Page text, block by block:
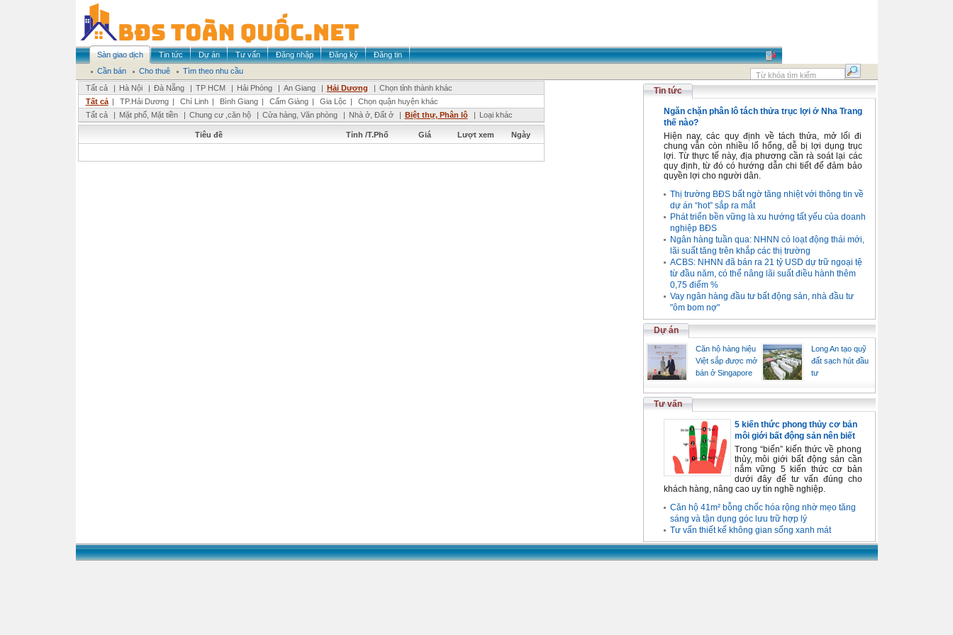
Sàn giao dịch Tin tức Dự án Tư vấn Đăng nhập Đăng ký
Đăng tin
Cần bán
Cho thuê
Tìm theo nhu cầu
Tất cả
| Hà Nội | Đà Nẵng | TP HCM | Hải Phòng | An Giang | Hải Dương | Chọn tỉnh thành khác
Tất cả | TP.Hải Dương | Chí Linh | Bình Giang | Cẩm Giàng | Gia Lộc |
Chọn quận huyện khác
Tất cả
| Mặt phố, Mặt tiền | Chung cư ,căn hộ | Cửa hàng, Văn phòng | Nhà ở, Đất ở | Biệt thự, Phân lô | Loại khác
Tiêu đề Tỉnh /T.Phố Giá Lượt xem Ngày
Tin tức
Ngăn chặn phân lô tách thửa trục lợi ở Nha Trang
thế nào?
Hiện nay, các quy định về tách thửa, mở lối đi
chung vẫn còn nhiều lổ hổng, dễ bị lợi dụng trục
lợi. Từ thực tế này, địa phương cần rà soát lại các
quy định, từ đó có hướng dẫn chi tiết để đảm bảo
quyền lợi cho người dân.
Thị trường BĐS bất ngờ tăng nhiệt với thông tin về
dự án “hot” sắp ra mắt
Phát triển bền vững là xu hướng tất yếu của doanh
nghiệp BĐS
Ngân hàng tuần qua: NHNN có loạt động thái mới,
lãi suất tăng trên khắp các thị trường
ACBS: NHNN đã bán ra 21 tỷ USD dự trữ ngoại tệ
từ đầu năm, có thể nâng lãi suất điều hành thêm
0,75 điểm %
Vay ngân hàng đầu tư bất động sản, nhà đầu tư
"ôm bom nợ"
Dự án
Căn hộ hàng hiệu
Việt sắp được mở
bán ở Singapore
Long An tạo quỹ
đất sạch hút đầu
tư
Tư vấn
5 kiến thức phong thủy cơ bản
môi giới bất động sản nên biết
Trong “biển” kiến thức về phong
thủy, môi giới bất động sản cần
nắm vững 5 kiến thức cơ bản
dưới đây để tư vấn đúng cho
khách hàng, nâng cao uy tín nghề nghiệp.
Căn hộ 41m² bỗng chốc hóa rộng nhờ mẹo tăng
sáng và tận dụng góc lưu trữ hợp lý
Tư vấn thiết kế không gian sống xanh mát